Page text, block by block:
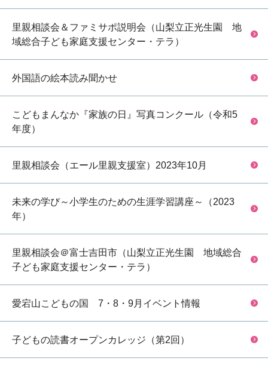
里親相談会＆ファミサポ説明会（山梨立正光生園 地
域総合子ども家庭支援センター・テラ）
外国語の絵本読み聞かせ
こどもまんなか『家族の日』写真コンクール（令和5
年度）
里親相談会（エール里親支援室）2023年10月
未来の学び～小学生のための生涯学習講座～（2023
年）
里親相談会＠富士吉田市（山梨立正光生園 地域総合
子ども家庭支援センター・テラ）
愛宕山こどもの国 7・8・9月イベント情報
子どもの読書オープンカレッジ（第2回）